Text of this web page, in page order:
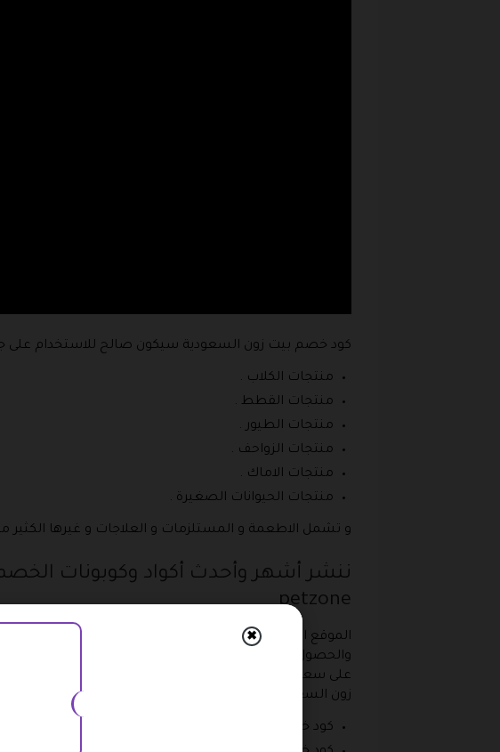
كود خصم بيت زون السعودية سيكون صالح للاستخدام على
منتجات الكلاب .
منتجات القطط .
منتجات الطيور .
منتجات الزواحف .
منتجات الاماك .
منتجات الحيوانات الصغيرة .
و تشمل الاطعمة و المستلزمات و العلاجات و غيرها
petzone
الموقع الرسمي الإلكتروني بت زون في السعودية والكويت
والحصول على أفضل مستلزمات واحتياجات الحيوانات
على سعر المنتج الذي تم اختياره، لذلك يوفر موقع بوابة
زون السعودية 2026، والتي تتمثل في :
كود خصم بت زون .
✖